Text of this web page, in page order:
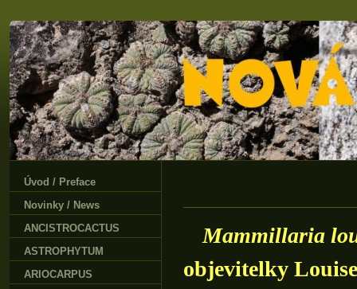
Mammillaria
objevitelky
Úvod / Preface
Novinky / News
ANCISTROCACTUS
ASTROPHYTUM
ARIOCARPUS